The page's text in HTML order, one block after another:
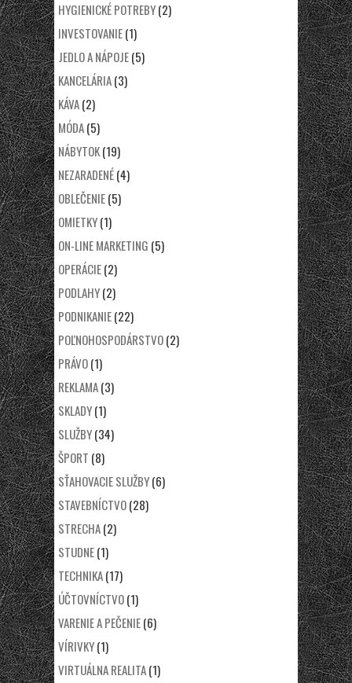
HYGIENICKÉ POTREBY(2)
INVESTOVANIE(1)
JEDLO A NÁPOJE(5)
KANCELÁRIA(3)
KÁVA(2)
MÓDA(5)
NÁBYTOK(19)
NEZARADENÉ(4)
OBLEČENIE(5)
OMIETKY(1)
ON-LINE MARKETING (5)
OPERÁCIE(2)
PODLAHY(2)
PODNIKANIE(22)
POĽNOHOSPODÁRSTVO(2)
PRÁVO(1)
REKLAMA(3)
SKLADY(1)
SLUŽBY(34)
ŠPORT (8)
SŤAHOVACIE SLUŽBY(6)
STAVEBNÍCTVO(28)
STRECHA(2)
STUDNE(1)
TECHNIKA(17)
ÚČTOVNÍCTVO(1)
VARENIE A PEČENIE(6)
VÍRIVKY(1)
VIRTUÁLNA REALITA(1)